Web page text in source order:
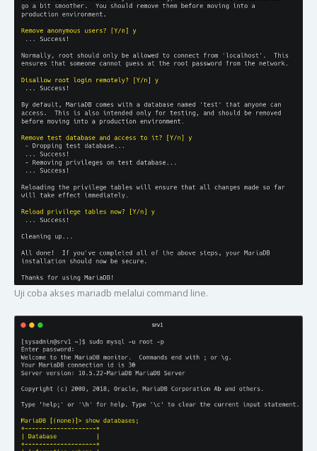
Uji coba akses mariadb melalui command line.